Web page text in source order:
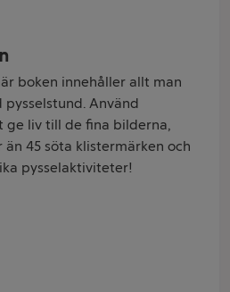
boken innehåller allt man
Använd
ge liv till de fina bilderna,
45 söta klistermärken och
pysselaktiviteter!